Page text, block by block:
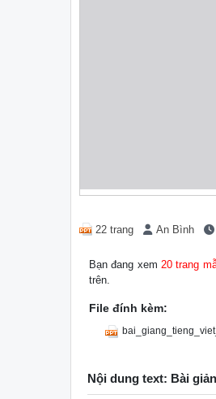
22 trang An Bình
Bạn đang xem20 trang
trên.
File đính kèm:
Nội dung text: Bài